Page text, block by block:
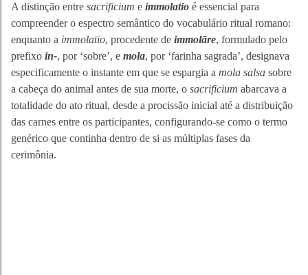
A distinção entre sacrificium e immolatio é essencial para
compreender o espectro semântico do vocabulário ritual romano:
enquanto a immolatio, procedente de immolāre, formulado pelo
prefixo in-, por ‘sobre’, e mola, por ‘farinha sagrada’, designava
especificamente o instante em que se espargia a mola salsa sobre
a cabeça do animal antes de sua morte, o sacrificium abarcava a
totalidade do ato ritual, desde a procissão inicial até a distribuição
das carnes entre os participantes, configurando-se como o termo
genérico que continha dentro de si as múltiplas fases da
cerimônia.